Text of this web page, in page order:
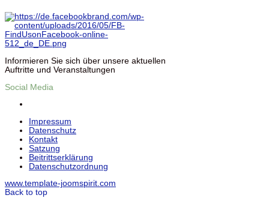
Informieren Sie sich über unsere aktuellen
Auftritte und Veranstaltungen
Social Media
Impressum
Datenschutz
Kontakt
Satzung
Beitrittserklärung
Datenschutzordnung
www.template-joomspirit.com
Back to top